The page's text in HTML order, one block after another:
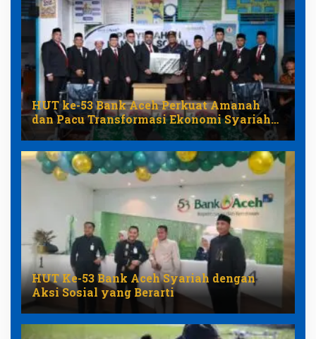
HUT ke-53 Bank Aceh Perkuat Amanah
dan Pacu Transformasi Ekonomi Syariah
Aceh
HUT Ke-53 Bank Aceh Syariah dengan
Aksi Sosial yang Berarti